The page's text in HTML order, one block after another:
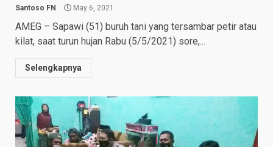
Santoso FN May 6, 2021
AMEG – Sapawi (51) buruh tani yang tersambar petir atau
kilat, saat turun hujan Rabu (5/5/2021) sore,...
Selengkapnya